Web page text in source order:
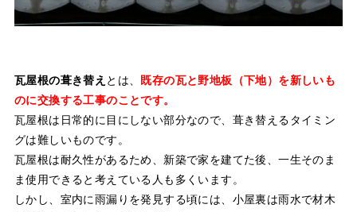
瓦屋根の葺き替え とは、
既存の瓦と野地板（下地）を新しいも
のに交換する工事のことです。
瓦屋根は日常的に目にしない部分なので、葺き替えるタイミン
グは難しいものです。
瓦屋根は耐久性があるため、新築で家を建てた後、一生そのま
ま使用できると考えている人も多くいます。
しかし、室内に雨漏りを発見する頃には、小屋裏は雨水で材木